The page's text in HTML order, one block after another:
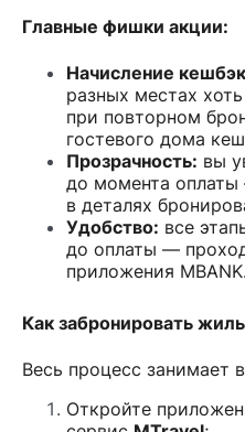
Главные фишки акции:
Начисление
разных местах
при повторном
гостевого дома
Прозрачность: вы
до момента оплаты
в деталях
Удобство: все
до оплаты —
приложения MBANK.
Как забронировать
Весь процесс занимает
Откройте